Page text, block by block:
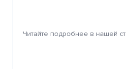
Читайте подробнее в нашей